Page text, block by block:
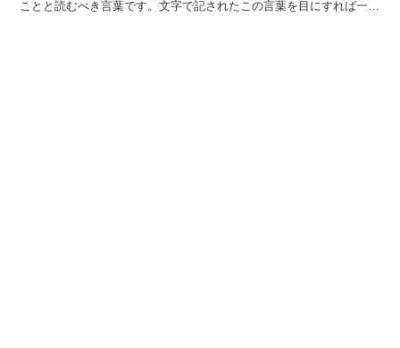
ことと読むべき言葉です。文字で記されたこの言葉を目にすれば一目